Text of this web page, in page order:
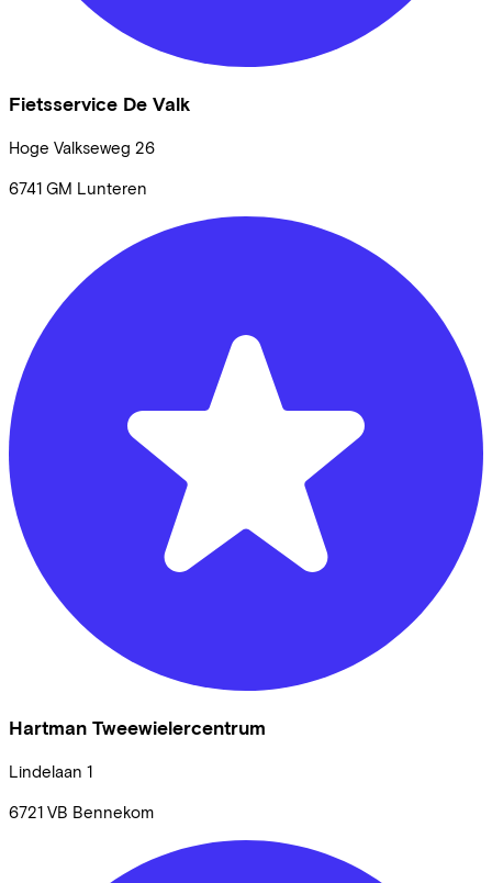
Fietsservice De Valk
Hoge Valkseweg 26
6741 GM Lunteren
Hartman Tweewielercentrum
Lindelaan 1
6721 VB Bennekom